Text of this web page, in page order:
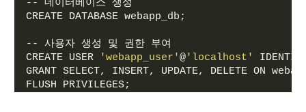
-- 데이터베이스 생성
CREATE DATABASE webapp_db;
-- 사용자 생성 및 권한 부여
CREATE USER
'webapp_user'@'localhost'
GRANT SELECT, INSERT, UPDATE, DELETE ON
FLUSH PRIVILEGES;